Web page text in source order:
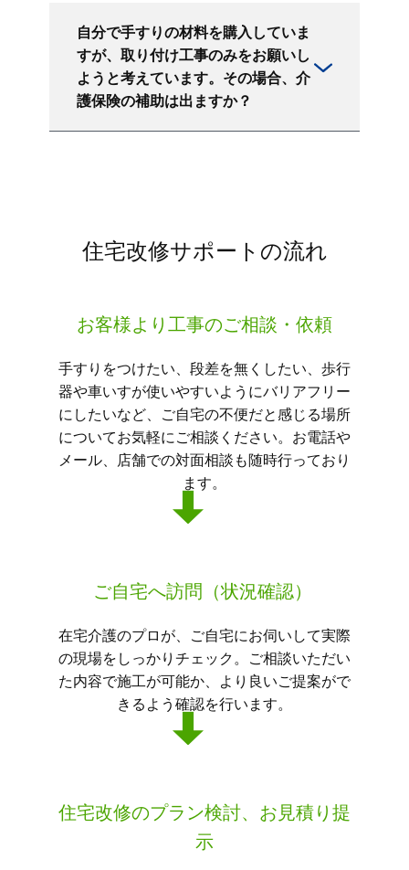
自分で手すりの材料を購入していま
すが、取り付け工事のみをお願いし
ようと考えています。その場合、介
護保険の補助は出ますか？
住宅改修サポートの流れ
お客様より工事のご相談・依頼
手すりをつけたい、段差を無くしたい、歩行
器や車いすが使いやすいようにバリアフリー
にしたいなど、ご自宅の不便だと感じる場所
についてお気軽にご相談ください。お電話や
メール、店舗での対面相談も随時行っており
ます。
ご自宅へ訪問（状況確認）
在宅介護のプロが、ご自宅にお伺いして実際
の現場をしっかりチェック。ご相談いただい
た内容で施工が可能か、より良いご提案がで
きるよう確認を行います。
住宅改修のプラン検討、お見積り提
示